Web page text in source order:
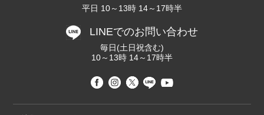
平日 10～13時 14～17時半
LINEでのお問い合わせ
毎日(土日祝含む)
10～13時 14～17時半